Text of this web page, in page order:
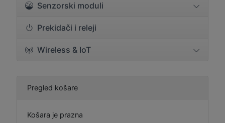
Senzorski moduli
Prekidači i releji
Wireless & IoT
Pregled košare
Košara je prazna